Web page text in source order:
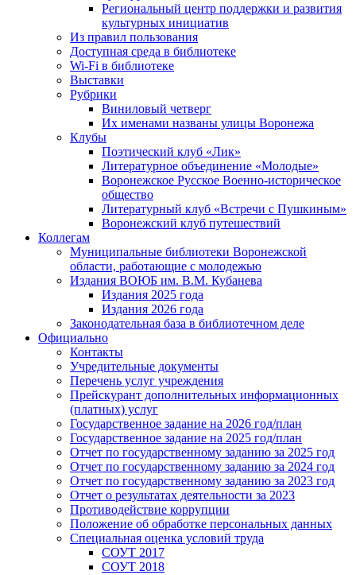
Региональный центр поддержки и развития
культурных инициатив
Из правил пользования
Доступная среда в библиотеке
Wi-Fi в библиотеке
Выставки
Рубрики
Виниловый четверг
Их именами названы улицы Воронежа
Клубы
Поэтический клуб «Лик»
Литературное объединение «Молодые»
Воронежское Русское Военно-историческое
общество
Литературный клуб «Встречи с Пушкиным»
Воронежский клуб путешествий
Коллегам
Муниципальные библиотеки Воронежской
области, работающие с молодежью
Издания ВОЮБ им. В.М. Кубанева
Издания 2025 года
Издания 2026 года
Законодательная база в библиотечном деле
Официально
Контакты
Учредительные документы
Перечень услуг учреждения
Прейскурант дополнительных информационных
(платных) услуг
Государственное задание на 2026 год/план
Государственное задание на 2025 год/план
Отчет по государственному заданию за 2025 год
Отчет по государственному заданию за 2024 год
Отчет по государственному заданию за 2023 год
Отчет о результатах деятельности за 2023
Противодействие коррупции
Положение об обработке персональных данных
Специальная оценка условий труда
СОУТ 2017
СОУТ 2018